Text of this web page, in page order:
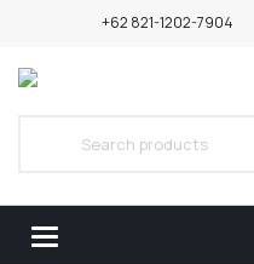
+62 821-1202-7904